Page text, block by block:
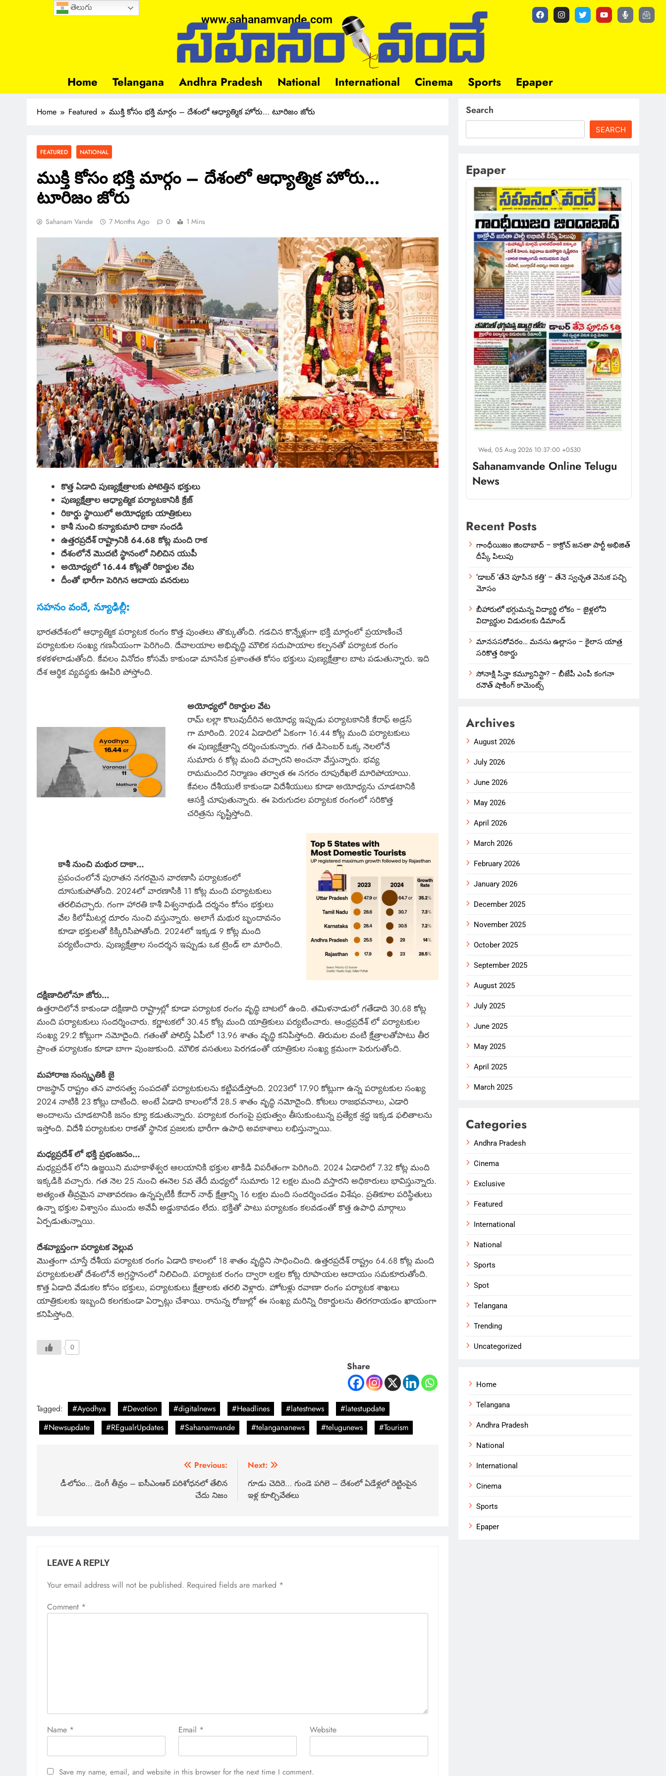
www.sahanamvande.com
Home Telangana Andhra Pradesh National International Cinema Sports Epaper
Home Featured ముక్తి కోసం భక్తి మార్గం – దేశంలో ఆధ్యాత్మిక హోరు… టూరిజం జోరు
FEATURED NATIONAL
ముక్తి కోసం భక్తి మార్గం – దేశంలో ఆధ్యాత్మిక హోరు…
టూరిజం జోరు
Sahanam Vande 7 Months Ago 0 1 Mins
కొత్త ఏడాది పుణ్యక్షేత్రాలకు పోటెత్తిన భక్తులు
పుణ్యక్షేత్రాల ఆధ్యాత్మిక పర్యాటకానికి క్రేజ్
రికార్డు స్థాయిలో అయోధ్యకు యాత్రికులు
కాశీ నుంచి కన్యాకుమారి దాకా సందడి
ఉత్తరప్రదేశ్ రాష్ట్రానికి 64.68 కోట్ల మంది రాక
దేశంలోనే మొదటి స్థానంలో నిలిచిన యుపీ
అయోధ్యలో 16.44 కోట్లతో రికార్డుల వేట
దీంతో భారీగా పెరిగిన ఆదాయ వనరులు
సహనం వందే, న్యూఢిల్లీ:
భారతదేశంలో ఆధ్యాత్మిక పర్యాటక రంగం కొత్త పుంతలు తొక్కుతోంది. గడచిన కొన్నేళ్లుగా భక్తి మార్గంలో ప్రయాణించే
పర్యాటకుల సంఖ్య గణనీయంగా పెరిగింది. దేవాలయాల అభివృద్ధి మౌలిక సదుపాయాల కల్పనతో పర్యాటక రంగం
కళకళలాడుతోంది. కేవలం వినోదం కోసమే కాకుండా మానసిక ప్రశాంతత కోసం భక్తులు పుణ్యక్షేత్రాల బాట పడుతున్నారు. ఇది
దేశ ఆర్థిక వ్యవస్థకు ఊపిరి పోస్తోంది.
అయోధ్యలో రికార్డుల వేట
రామ్ లల్లా కొలువుదీరిన అయోధ్య ఇప్పుడు పర్యాటకానికి కేరాఫ్ అడ్రస్
గా మారింది. 2024 ఏడాదిలో ఏకంగా 16.44 కోట్ల మంది పర్యాటకులు
ఈ పుణ్యక్షేత్రాన్ని దర్శించుకున్నారు. గత డిసెంబర్ ఒక్క నెలలోనే
సుమారు 6 కోట్ల మంది వచ్చారని అంచనా వేస్తున్నారు. భవ్య
రామమందిర నిర్మాణం తర్వాత ఈ నగరం రూపురేఖలే మారిపోయాయి.
కేవలం దేశీయులే కాకుండా విదేశీయులు కూడా అయోధ్యను చూడటానికి
ఆసక్తి చూపుతున్నారు. ఈ పెరుగుదల పర్యాటక రంగంలో సరికొత్త
చరిత్రను సృష్టిస్తోంది.
కాశీ నుంచి మథుర దాకా…
ప్రపంచంలోనే పురాతన నగరమైన వారణాసి పర్యాటకంలో
దూసుకుపోతోంది. 2024లో వారణాసికి 11 కోట్ల మంది పర్యాటకులు
తరలివచ్చారు. గంగా హారతి కాశీ విశ్వనాథుడి దర్శనం కోసం భక్తులు
వేల కిలోమీటర్ల దూరం నుంచి వస్తున్నారు. అలాగే మథుర బృందావనం
కూడా భక్తులతో కిక్కిరిసిపోతోంది. 2024లో ఇక్కడ 9 కోట్ల మంది
పర్యటించారు. పుణ్యక్షేత్రాల సందర్శన ఇప్పుడు ఒక ట్రెండ్ లా మారింది.
దక్షిణాదిలోనూ జోరు…
ఉత్తరాదిలోనే కాకుండా దక్షిణాది రాష్ట్రాల్లో కూడా పర్యాటక రంగం వృద్ధి బాటలో ఉంది. తమిళనాడులో గతేడాది 30.68 కోట్ల
మంది పర్యాటకులు సందర్శించారు. కర్ణాటకలో 30.45 కోట్ల మంది యాత్రికులు పర్యటించారు. ఆంధ్రప్రదేశ్ లో పర్యాటకుల
సంఖ్య 29.2 కోట్లుగా నమోదైంది. గతంతో పోలిస్తే ఏపీలో 13.96 శాతం వృద్ధి కనిపిస్తోంది. తిరుమల వంటి క్షేత్రాలతోపాటు తీర
ప్రాంత పర్యాటకం కూడా బాగా పుంజుకుంది. మౌలిక వసతులు పెరగడంతో యాత్రికుల సంఖ్య క్రమంగా పెరుగుతోంది.
మహారాజ సంస్కృతికి జై
రాజస్థాన్ రాష్ట్రం తన వారసత్వ సంపదతో పర్యాటకులను కట్టిపడేస్తోంది. 2023లో 17.90 కోట్లుగా ఉన్న పర్యాటకుల సంఖ్య
2024 నాటికి 23 కోట్లు దాటింది. అంటే ఏడాది కాలంలోనే 28.5 శాతం వృద్ధి నమోదైంది. కోటలు రాజభవనాలు, ఎడారి
అందాలను చూడటానికి జనం క్యూ కడుతున్నారు. పర్యాటక రంగంపై ప్రభుత్వం తీసుకుంటున్న ప్రత్యేక శ్రద్ధ ఇక్కడ ఫలితాలను
ఇస్తోంది. విదేశీ పర్యాటకుల రాకతో స్థానిక ప్రజలకు భారీగా ఉపాధి అవకాశాలు లభిస్తున్నాయి.
మధ్యప్రదేశ్ లో భక్తి ప్రభంజనం…
మధ్యప్రదేశ్ లోని ఉజ్జయిని మహకాళేశ్వర ఆలయానికి భక్తుల తాకిడి విపరీతంగా పెరిగింది. 2024 ఏడాదిలో 7.32 కోట్ల మంది
ఇక్కడికి వచ్చారు. గత నెల 25 నుంచి ఈనెల 5వ తేదీ మధ్యలో సుమారు 12 లక్షల మంది వస్తారని అధికారులు భావిస్తున్నారు.
అత్యంత తీవ్రమైన వాతావరణం ఉన్నప్పటికీ కేదార్ నాథ్ క్షేత్రాన్ని 16 లక్షల మంది సందర్శించడం విశేషం. ప్రతికూల పరిస్థితులు
ఉన్నా భక్తుల విశ్వాసం ముందు అవేవీ అడ్డుకావడం లేదు. భక్తితో పాటు పర్యాటకం కలవడంతో కొత్త ఉపాధి మార్గాలు
ఏర్పడుతున్నాయి.
దేశవ్యాప్తంగా పర్యాటక వెల్లువ
మొత్తంగా చూస్తే దేశీయ పర్యాటక రంగం ఏడాది కాలంలో 18 శాతం వృద్ధిని సాధించింది. ఉత్తరప్రదేశ్ రాష్ట్రం 64.68 కోట్ల మంది
పర్యాటకులతో దేశంలోనే అగ్రస్థానంలో నిలిచింది. పర్యాటక రంగం ద్వారా లక్షల కోట్ల రూపాయల ఆదాయం సమకూరుతోంది.
కొత్త ఏడాది వేడుకల కోసం భక్తులు, పర్యాటకులు క్షేత్రాలకు తరలి వెళ్లారు. హోటళ్లు రవాణా రంగం పర్యాటక శాఖలు
యాత్రికులకు ఇబ్బంది కలగకుండా ఏర్పాట్లు చేశాయి. రానున్న రోజుల్లో ఈ సంఖ్య మరిన్ని రికార్డులను తిరగరాయడం ఖాయంగా
కనిపిస్తోంది.
0
Share
Tagged: #Ayodhya #Devotion #digitalnews #Headlines #latestnews
#latestupdate
#Newsupdate
#REgualrUpdates #Sahanamvande #telangananews #telugunews #Tourism
Previous:
డీ-లోపం… డెంగీ తీవ్రం – ఐసీఎంఆర్ పరిశోధనలో తేలిన
చేదు నిజం
Next:
గూడు చెదిరె… గుండె పగిలె – దేశంలో ఏడేళ్లలో రెట్టింపైన
ఇళ్ల కూల్చివేతలు
LEAVE A REPLY
Your email address will not be published. Required fields are marked *
Comment *
Name * Email * Website
Save my name, email, and website in this browser for the next time I comment.
Search
SEARCH
Epaper
Wed, 05 Aug 2026 10:37:00 +0530
Sahanamvande Online Telugu
News
Recent Posts
గాంధీయిజం జిందాబాద్ – కాక్రోచ్ జనతా పార్టీ అభిజిత్
దీప్కే పిలుపు
‘డాబర్ ‘తేనె పూసిన కత్తి’ – తేనె స్వచ్ఛత వెనుక పచ్చి
మోసం
బీహారులో భగ్గుమన్న విద్యార్థి లోకం – జైళ్లలోని
విద్యార్థుల విడుదలకు డిమాండ్
మానససరోవరం… మనసు ఉల్లాసం – కైలాస యాత్ర
సరికొత్త రికార్డు
సోనాక్షి సిన్హా కమ్యూనిస్టా? – బీజేపీ ఎంపీ కంగనా
రనౌత్ షాకింగ్ కామెంట్స్
Archives
August 2026
July 2026
June 2026
May 2026
April 2026
March 2026
February 2026
January 2026
December 2025
November 2025
October 2025
September 2025
August 2025
July 2025
June 2025
May 2025
April 2025
March 2025
Categories
Andhra Pradesh
Cinema
Exclusive
Featured
International
National
Sports
Spot
Telangana
Trending
Uncategorized
Home
Telangana
Andhra Pradesh
National
International
Cinema
Sports
Epaper
తెలుగు